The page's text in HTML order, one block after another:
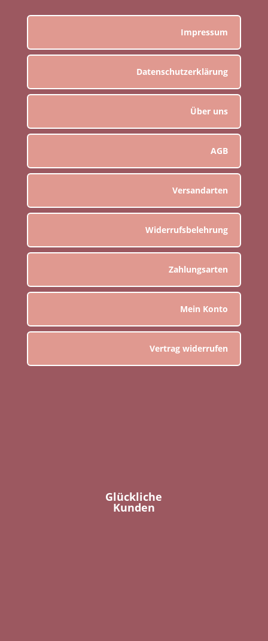
Impressum
Datenschutzerklärung
Über uns
AGB
Versandarten
Widerrufsbelehrung
Zahlungsarten
Mein Konto
Vertrag widerrufen
Glückliche
Kunden